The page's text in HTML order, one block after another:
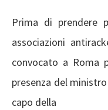
Prima di prendere
associazioni
convocato a Roma
presenza del
capo della